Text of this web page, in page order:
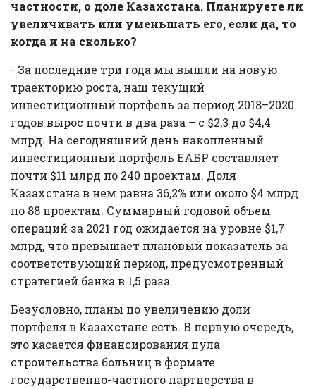
частности, о доле Казахстана. Планируете ли
увеличивать или уменьшать его, если да, то
когда и на сколько?
- За последние три года мы вышли на новую
траекторию роста, наш текущий
инвестиционный портфель за период 2018–2020
годов вырос почти в два раза – с $2,3 до $4,4
млрд. На сегодняшний день накопленный
инвестиционный портфель ЕАБР составляет
почти $11 млрд по 240 проектам. Доля
Казахстана в нем равна 36,2% или около $4 млрд
по 88 проектам. Суммарный годовой объем
операций за 2021 год ожидается на уровне $1,7
млрд, что превышает плановый показатель за
соответствующий период, предусмотренный
стратегией банка в 1,5 раза.
Безусловно, планы по увеличению доли
портфеля в Казахстане есть. В первую очередь,
это касается финансирования пула
строительства больниц в формате
государственно-частного партнерства в